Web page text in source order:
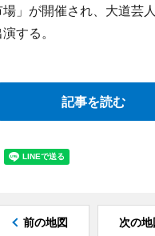
」が開催され、大道芸
する。
記事を読む
前の地図 次の地